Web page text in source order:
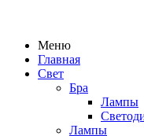
Меню
Главная
Свет
Бра
Лампы
Лампы